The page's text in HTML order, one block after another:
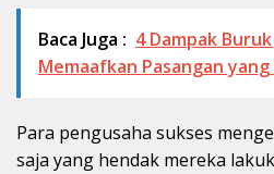
Baca Juga : 4 Dampak Buruk
Memaafkan Pasangan
Para pengusaha sukses
saja yang hendak mereka